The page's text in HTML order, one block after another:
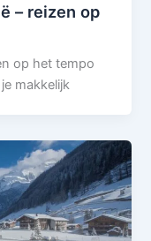
– reizen op
op het tempo
makkelijk